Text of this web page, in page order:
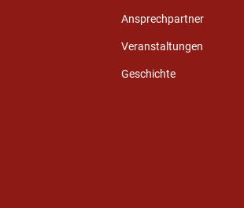
Ansprechpartner
Veranstaltungen
Geschichte